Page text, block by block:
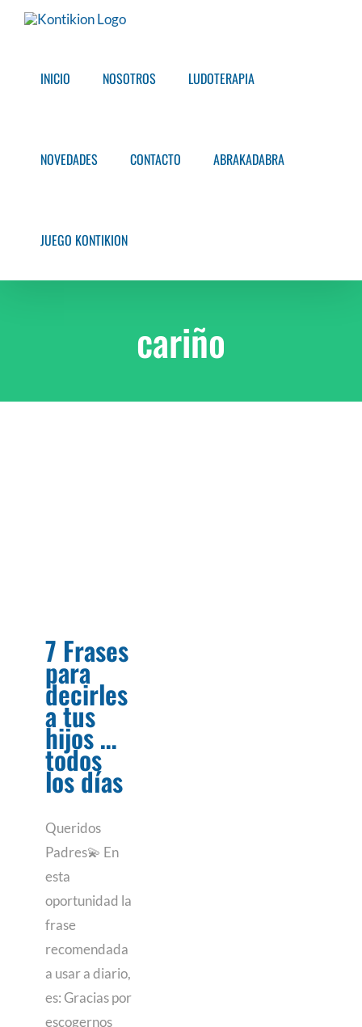
Saltar
INICIO NOSOTROS LUDOTERAPIA
NOVEDADES CONTACTO ABRAKADABRA
JUEGO KONTIKION
cariño
7 Frases
para
decirles
a tus
hijos …
todos
los días
Queridos
Padres💫 En
esta
oportunidad la
frase
recomendada
a usar a diario,
es: Gracias por
escogernos